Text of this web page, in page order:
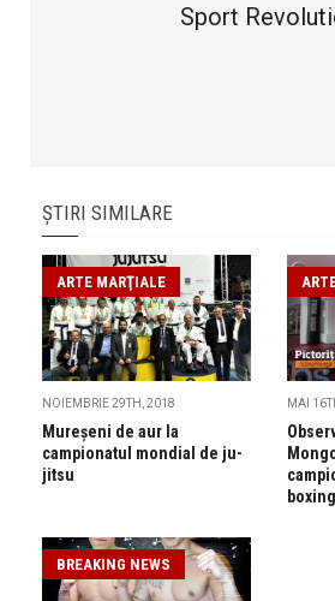
Sport
ȘTIRI SIMILARE
ARTE MARŢIALE
NOIEMBRIE 29TH, 2018
Mureșeni de aur la
campionatul mondial de ju-
jitsu
MAI
boxing
BREAKING NEWS